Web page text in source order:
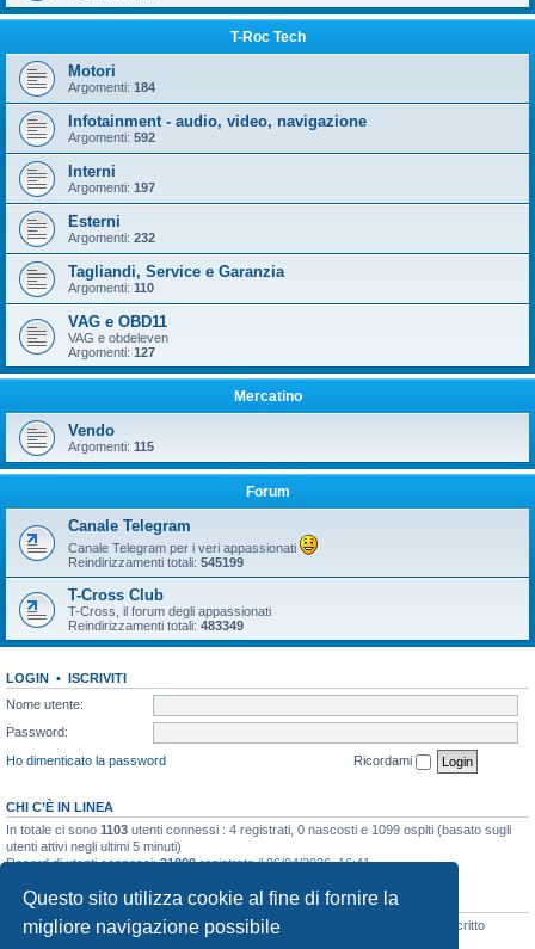
Questo sito utilizza cookie al fine di fornire la
migliore navigazione possibile
T-Roc Tech
Motori
Argomenti: 184
Infotainment - audio, video, navigazione
Argomenti: 592
Interni
Argomenti: 197
Esterni
Argomenti: 232
Tagliandi, Service e Garanzia
Argomenti: 110
VAG e OBD11
VAG e obdeleven
Argomenti: 127
Mercatino
Vendo
Argomenti: 115
Forum
Canale Telegram
Canale Telegram per i veri appassionati
Reindirizzamenti totali: 545199
T-Cross Club
T-Cross, il forum degli appassionati
Reindirizzamenti totali: 483349
LOGIN • ISCRIVITI
Nome utente:
Password:
Ho dimenticato la password
Ricordami
CHI C’È IN LINEA
In totale ci sono 1103 utenti connessi : 4 registrati, 0 nascosti e 1099 ospiti (basato sugli
utenti attivi negli ultimi 5 minuti)
Record di utenti connessi:21899registrato il 06/04/2026, 16:41
STATISTICHE
Totale messaggi48133• Totale argomenti 3073• Totale iscritti
• Ultimo iscritto
Wolf 1772